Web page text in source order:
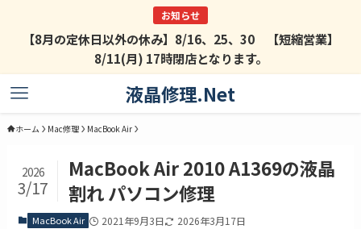
【8月の定休日以外の休み】8/16、25、30 【短縮営業】
8/11(月) 17時閉店となります。
液晶修理.Net
ホーム Mac修理 MacBook Air
MacBook Air 2010 A1369の液晶
割れ パソコン修理
2026
3/17
MacBook Air 2021年9月3日 2026年3月17日